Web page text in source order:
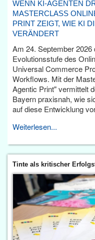
WENN KI-AGENTEN
MASTERCLASS
PRINT ZEIGT, WIE KI
VERÄNDERT
Am 24. September
Evolutionsstufe des
Universal Commerce
Workflows. Mit der
Agentic Print" vermittelt
Bayern praxisnah, wie
auf diese Entwicklung
Weiterlesen...
Tinte als kritischer